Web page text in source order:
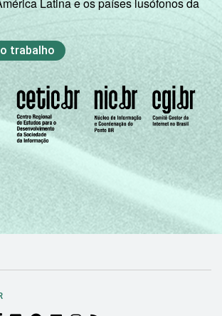
trabalho